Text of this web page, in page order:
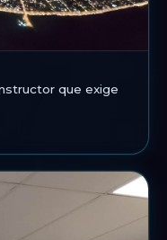
que exige